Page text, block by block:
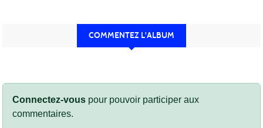
COMMENTEZ L'ALBUM
Connectez-vous pour pouvoir participer aux
commentaires.